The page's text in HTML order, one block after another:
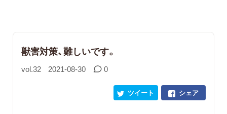
獣害対策、難しいです。
vol.32 2021-08-30 0
シェア
ツイート